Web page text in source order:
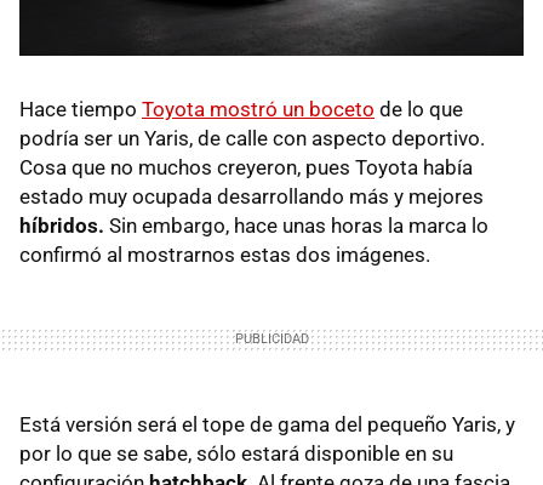
Hace tiempo Toyota mostró un boceto de lo que
podría ser un Yaris, de calle con aspecto deportivo.
Cosa que no muchos creyeron, pues Toyota había
estado muy ocupada desarrollando más y mejores
híbridos. Sin embargo, hace unas horas la marca lo
confirmó al mostrarnos estas dos imágenes.
Está versión será el tope de gama del pequeño Yaris, y
por lo que se sabe, sólo estará disponible en su